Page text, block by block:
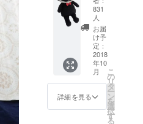
ンクス
カード
１枚
（クラ
ウド
ファン
ディン
グ限定
／シリ
アルナ
831
人
お届
け予
定：
2018
年10
月
詳細を見る
こ
の
リ
タ
ー
ン
を
選
択
す
る